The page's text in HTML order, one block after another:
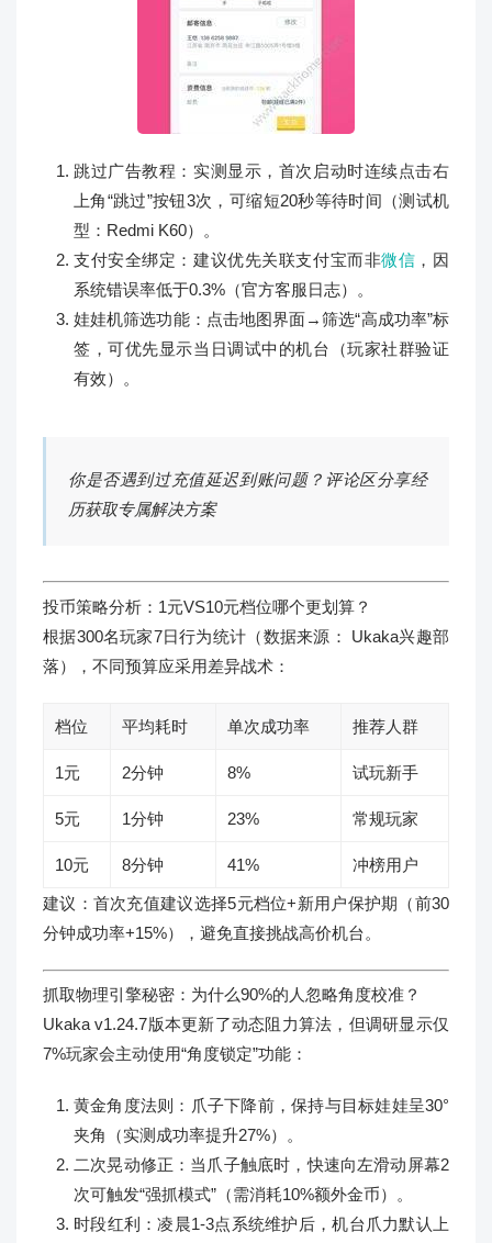
跳过广告教程：实测显示，首次启动时连续点击右
上角“跳过”按钮3次，可缩短20秒等待时间（测试机
型：Redmi K60）。
支付安全绑定：建议优先关联支付宝而非微信 ，因
系统错误率低于0.3%（官方客服日志）。
娃娃机筛选功能：点击地图界面→筛选“高成功率”标
签，可优先显示当日调试中的机台（玩家社群验证
有效）。
你是否遇到过充值延迟到账问题？评论区分享经
历获取专属解决方案
投币策略分析：1元VS10元档位哪个更划算？
根据300名玩家7日行为统计（数据来源： Ukaka兴趣部
落），不同预算应采用差异战术：
档位 平均耗时 单次成功率 推荐人群
1元 2分钟 8% 试玩新手
5元 1分钟 23% 常规玩家
10元 8分钟 41% 冲榜用户
建议：首次充值建议选择5元档位+新用户保护期（前30
分钟成功率+15%），避免直接挑战高价机台。
抓取物理引擎秘密：为什么90%的人忽略角度校准？
Ukaka v1.24.7版本更新了动态阻力算法，但调研显示仅
7%玩家会主动使用“角度锁定”功能：
黄金角度法则：爪子下降前，保持与目标娃娃呈30°
夹角（实测成功率提升27%）。
二次晃动修正：当爪子触底时，快速向左滑动屏幕2
次可触发“强抓模式”（需消耗10%额外金币）。
时段红利：凌晨1-3点系统维护后，机台爪力默认上